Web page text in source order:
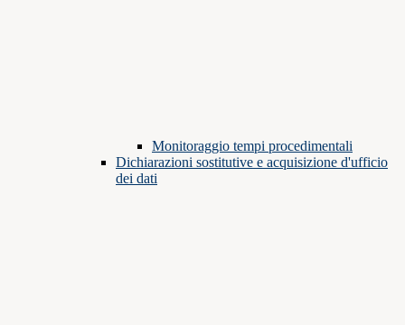
Monitoraggio tempi procedimentali
Dichiarazioni sostitutive e acquisizione d'ufficio
dei dati